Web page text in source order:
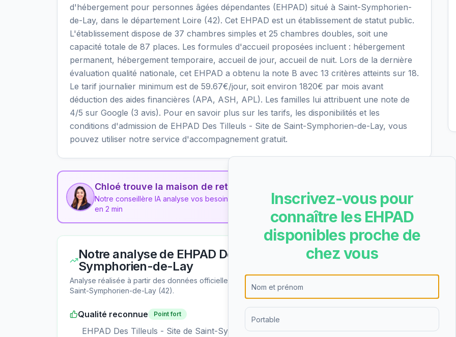
d'hébergement pour personnes âgées dépendantes (EHPAD) situé à Saint-Symphorien-
de-Lay, dans le département Loire (42). Cet EHPAD est un établissement de statut public.
L'établissement dispose de 37 chambres simples et 25 chambres doubles, soit une
capacité totale de 87 places. Les formules d'accueil proposées incluent : hébergement
permanent, hébergement temporaire, accueil de jour, accueil de nuit. Lors de la dernière
évaluation qualité nationale, cet EHPAD a obtenu la note B avec 13 critères atteints sur 18.
Le tarif journalier minimum est de 59.67€/jour, soit environ 1820€ par mois avant
déduction des aides financières (APA, ASH, APL). Les familles lui attribuent une note de
4/5 sur Google (3 avis). Pour en savoir plus sur les tarifs, les disponibilités et les
conditions d'admission de EHPAD Des Tilleuls - Site de Saint-Symphorien-de-Lay, vous
pouvez utiliser notre service d'accompagnement gratuit.
Chloé trouve la maison de retraite idéale pour vous
Notre conseillère IA analyse vos besoins et vous recommande les 3 meilleurs établissements
en 2 min
→
Notre analyse de EHPAD Des Tilleuls - Site de Saint-
Symphorien-de-Lay
Analyse réalisée à partir des données officielles et des avis collectés pour cet EHPAD
Saint-Symphorien-de-Lay (42).
Qualité reconnue Point fort
EHPAD Des Tilleuls - Site de Saint-Symphorien-de-Lay a obtenu la note B lors de
Inscrivez-vous pour
connaître les EHPAD
disponibles proche de
chez vous